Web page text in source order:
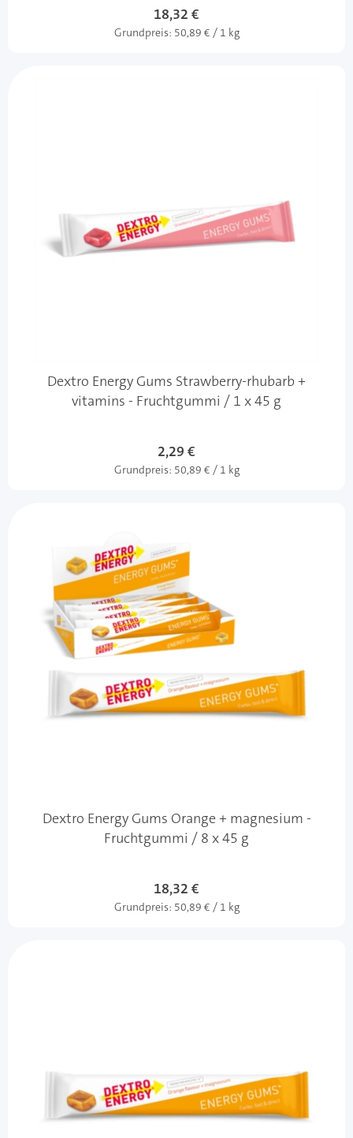
18,32 €
Grundpreis: 50,89 € / 1 kg
Dextro Energy Gums Strawberry-rhubarb +
vitamins - Fruchtgummi / 1 x 45 g
2,29 €
Grundpreis: 50,89 € / 1 kg
Dextro Energy Gums Orange + magnesium -
Fruchtgummi / 8 x 45 g
18,32 €
Grundpreis: 50,89 € / 1 kg